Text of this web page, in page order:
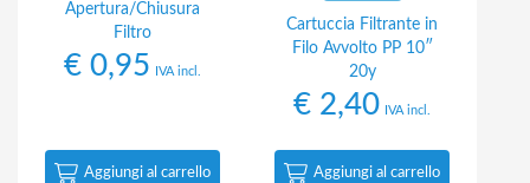
Apertura/Chiusura
Filtro
€ 0,95 IVA incl.
Aggiungi al carrello
Cartuccia Filtrante in
Filo Avvolto PP 10″
20y
€ 2,40 IVA incl.
Aggiungi al carrello